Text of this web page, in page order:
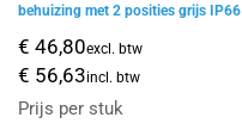
behuizing met 2 posities grijs IP66
€ 46,80excl. btw
€ 56,63incl. btw
Prijs per stuk